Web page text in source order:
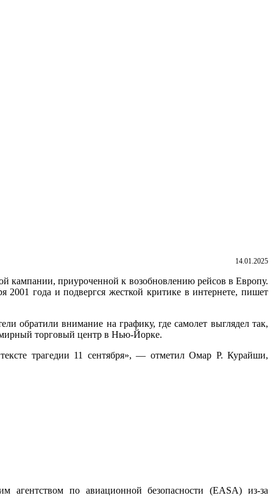
14.01.2025
кампании, приуроченной к возобновлению рейсов в Европу.
2001 года и подвергся жесткой критике в интернете, пишет
обратили внимание на графику, где самолет выглядел так,
торговый центр в Нью-Йорке.
трагедии 11 сентября», — отметил Омар Р. Курайши,
агентством по авиационной безопасности (EASA) из-за